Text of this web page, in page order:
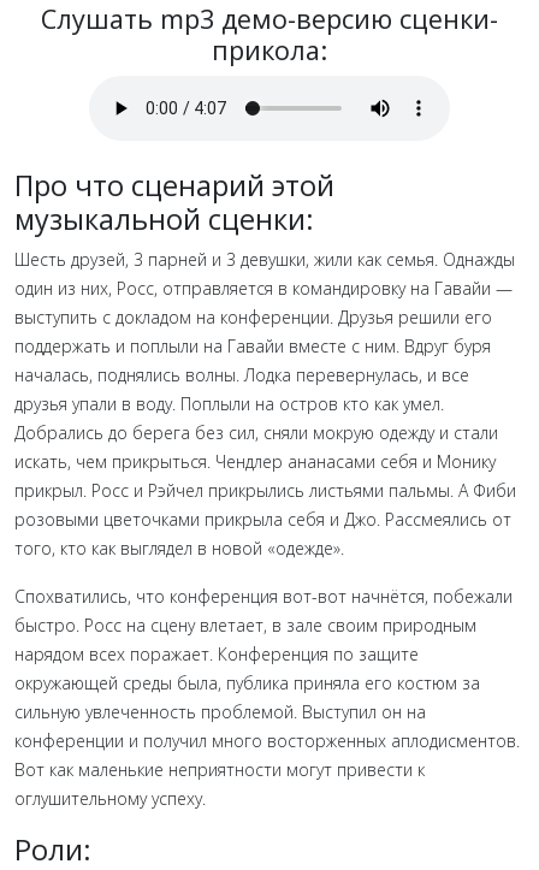
Слушать mp3 демо-версию сценки-
прикола:
Про что сценарий этой
музыкальной сценки:
Шесть друзей, 3 парней и 3 девушки, жили как семья. Однажды
один из них, Росс, отправляется в командировку на Гавайи —
выступить с докладом на конференции. Друзья решили его
поддержать и поплыли на Гавайи вместе с ним. Вдруг буря
началась, поднялись волны. Лодка перевернулась, и все
друзья упали в воду. Поплыли на остров кто как умел.
Добрались до берега без сил, сняли мокрую одежду и стали
искать, чем прикрыться. Чендлер ананасами себя и Монику
прикрыл. Росс и Рэйчел прикрылись листьями пальмы. А Фиби
розовыми цветочками прикрыла себя и Джо. Рассмеялись от
того, кто как выглядел в новой «одежде».
Спохватились, что конференция вот-вот начнётся, побежали
быстро. Росс на сцену влетает, в зале своим природным
нарядом всех поражает. Конференция по защите
окружающей среды была, публика приняла его костюм за
сильную увлеченность проблемой. Выступил он на
конференции и получил много восторженных аплодисментов.
Вот как маленькие неприятности могут привести к
оглушительному успеху.
Роли: